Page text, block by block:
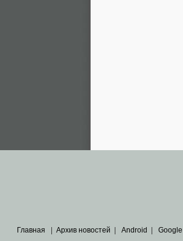
Главная Архив новостей Android Google